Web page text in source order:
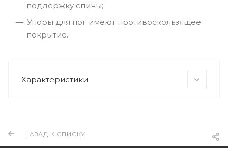
поддержку спины;
Упоры для ног имеют противоскользящее
покрытие.
Характеристики
НАЗАД К СПИСКУ